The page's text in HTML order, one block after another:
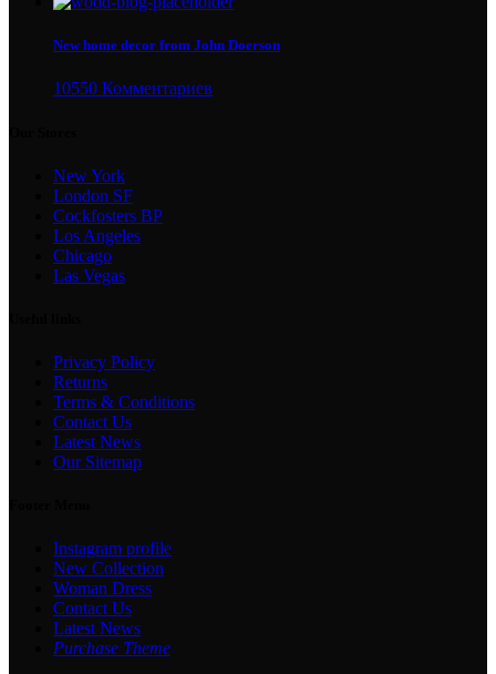
New home decor from John Doerson
10550 Комментариев
New York
London SF
Cockfosters BP
Los Angeles
Chicago
Las Vegas
Privacy Policy
Returns
Terms & Conditions
Contact Us
Latest News
Our Sitemap
Instagram profile
New Collection
Woman Dress
Contact Us
Latest News
Purchase Theme